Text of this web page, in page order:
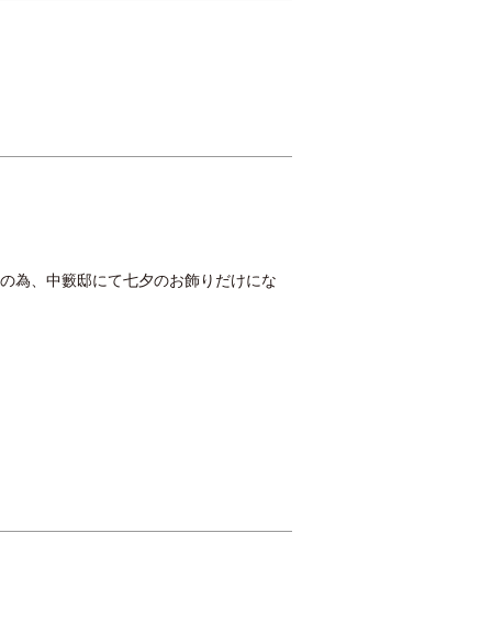
為、中籔邸にて七夕のお飾りだけにな